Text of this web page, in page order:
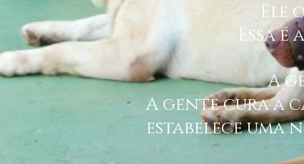
Ele
Essa
A
A gente cura a
estabelece uma